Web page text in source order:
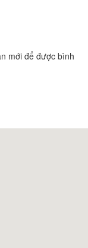
mới để được bình